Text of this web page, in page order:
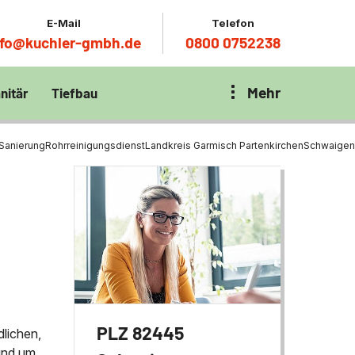
E-Mail
gmbh.de
Telefon
0800 0752238
Klärbecken
per
Tiefbau
Zentrum München
Tiefbau Mehr
RohrreinigungsdienstLandkreis Garmisch PartenkirchenSchwaigen
PLZ 82445